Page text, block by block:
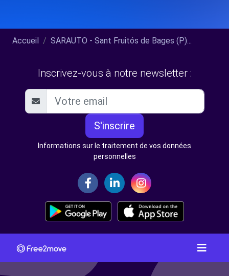
Accueil SARAUTO - Sant Fruitós de Bages (P)...
Inscrivez-vous à notre newsletter :
S'inscrire
Informations sur le traitement de vos données
personnelles